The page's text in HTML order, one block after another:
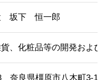
坂下 恒一郎
、化粧品等の開発および
奈良県橿原市八木町3-1-16